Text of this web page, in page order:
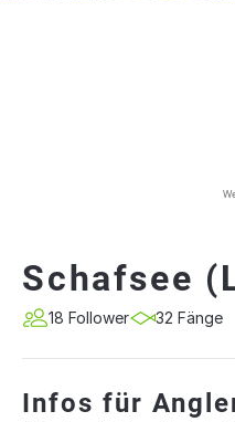
Schafsee
18 Follower 32 Fänge
Infos für